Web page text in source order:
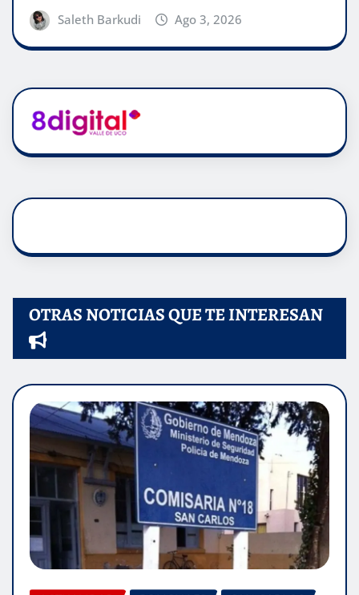
Saleth Barkudi Ago 3, 2026
OTRAS NOTICIAS QUE TE INTERESAN